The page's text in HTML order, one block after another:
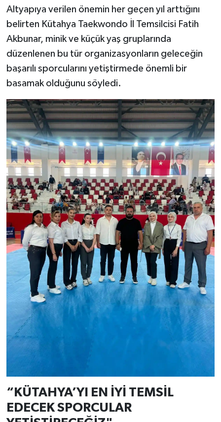
Altyapıya verilen önemin her geçen yıl arttığını
belirten Kütahya Taekwondo İl Temsilcisi Fatih
Akbunar, minik ve küçük yaş gruplarında
düzenlenen bu tür organizasyonların geleceğin
başarılı sporcularını yetiştirmede önemli bir
basamak olduğunu söyledi.
“KÜTAHYA’YI EN İYİ TEMSİL
EDECEK SPORCULAR
Politika
Resmi İlan
Rüya Tabirleri
Sağlık
Şaphane
Simav
Siyaset
Spor
Tavşanlı
Teknoloji
Türkiye
Video Galeri
Yaşam
Yemek Tarifleri